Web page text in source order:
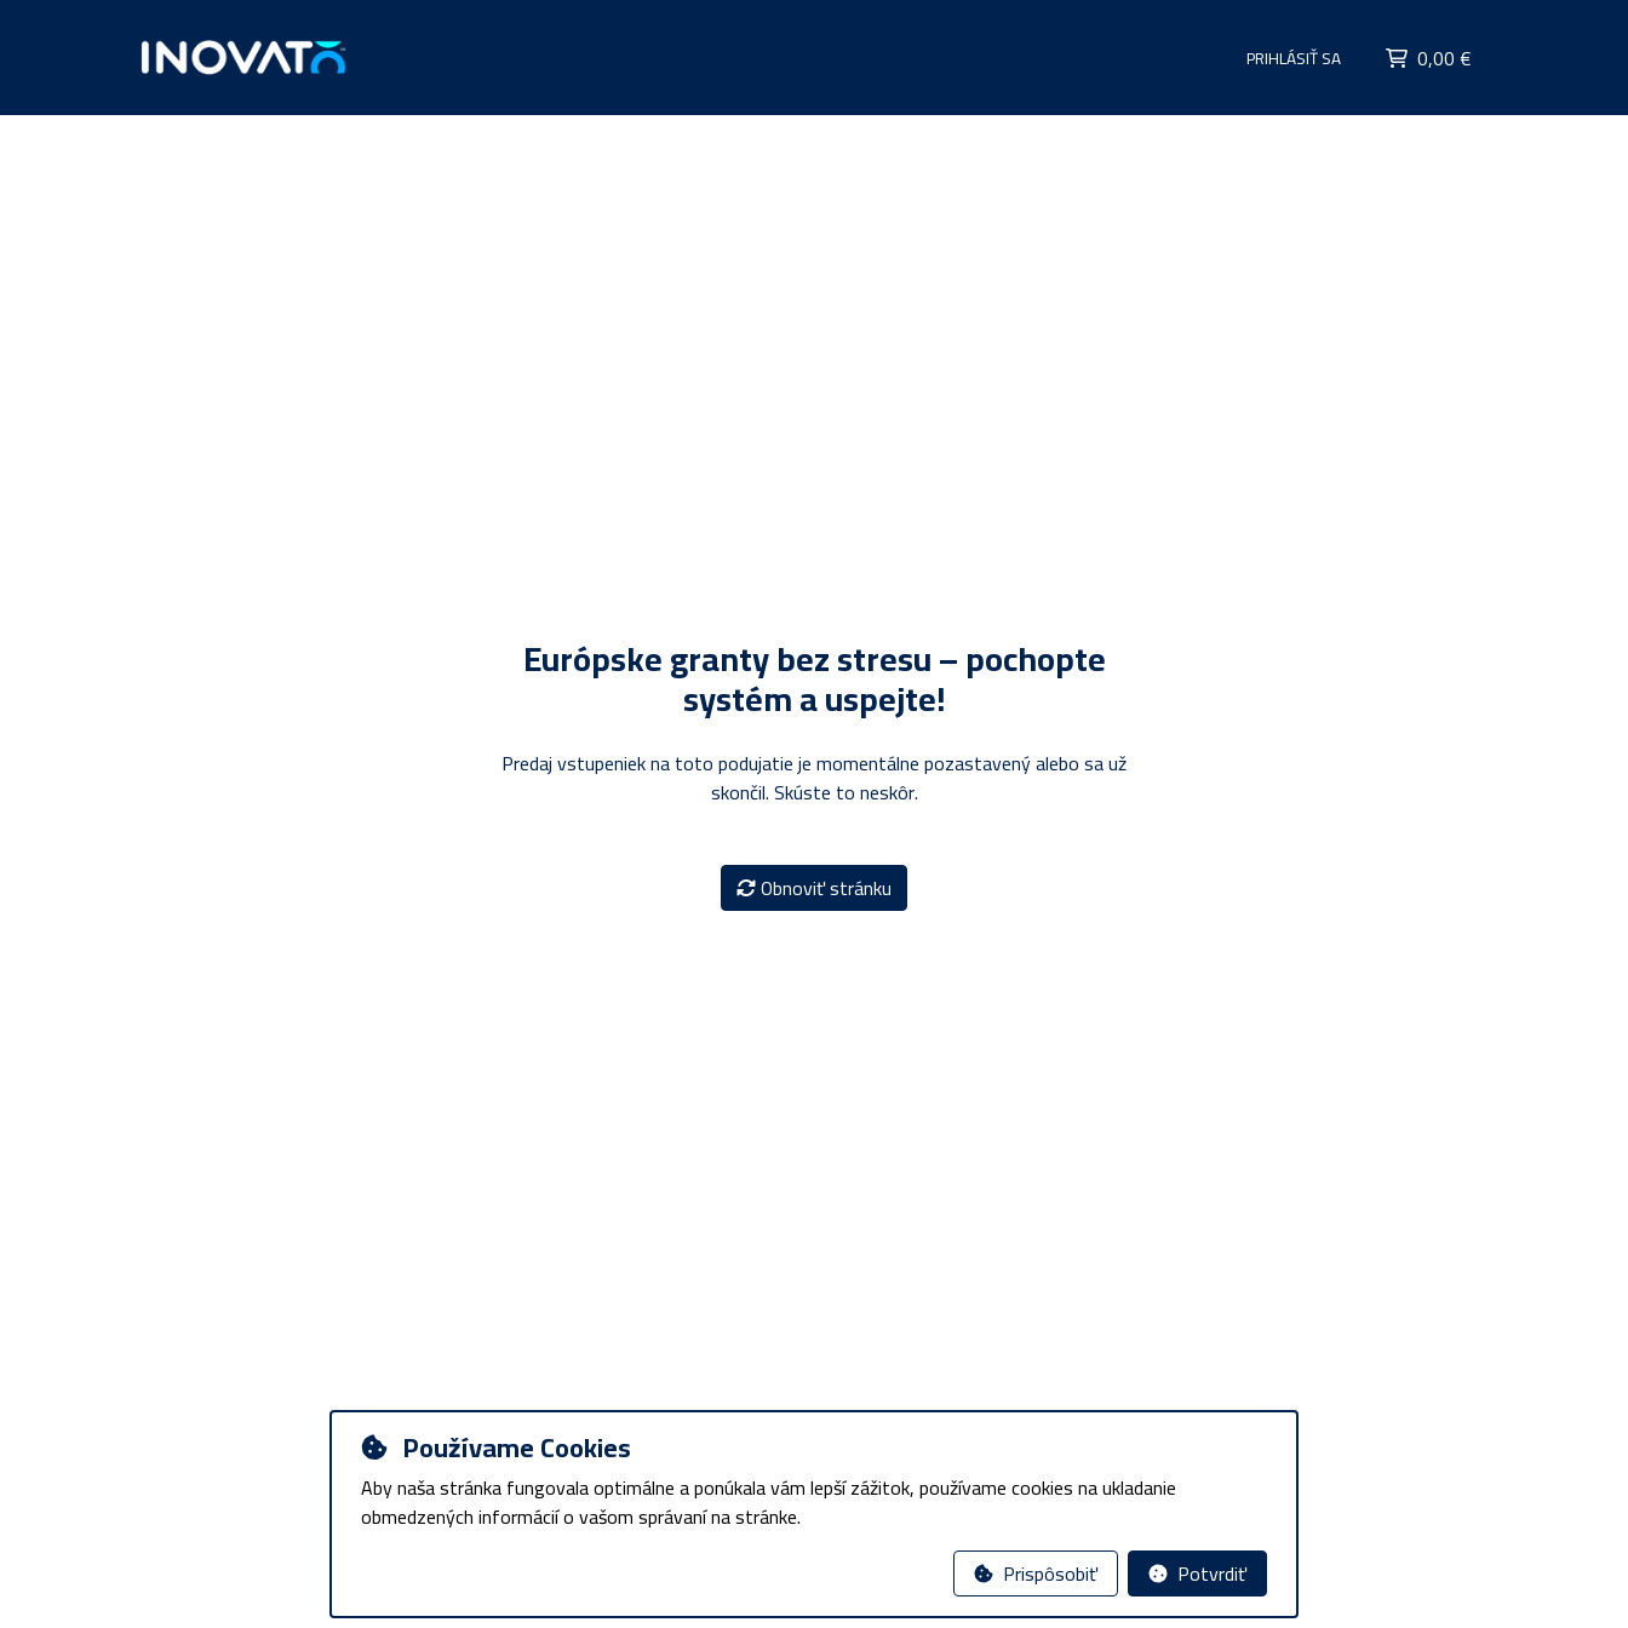
PRIHLÁSIŤ SA 0,00 €
Európske granty bez stresu – pochopte
systém a uspejte!
Predaj vstupeniek na toto podujatie je momentálne pozastavený alebo sa už
skončil. Skúste to neskôr.
Obnoviť stránku
Používame Cookies
Aby naša stránka fungovala optimálne a ponúkala vám lepší zážitok, používame cookies na ukladanie
obmedzených informácií o vašom správaní na stránke.
Prispôsobiť
Potvrdiť